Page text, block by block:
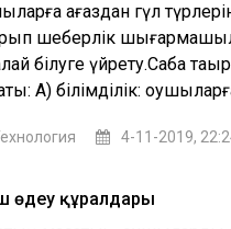
қағаздан гүл
шеберлік
білуге үйрету.Сабақ
А) білімділік:
4-11-2019,
өңдеу құралдары